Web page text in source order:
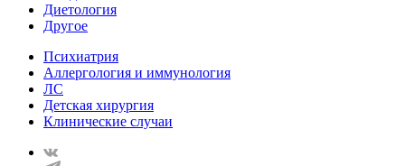
Диетология
Другое
Психиатрия
Аллергология и иммунология
ЛС
Детская хирургия
Клинические случаи